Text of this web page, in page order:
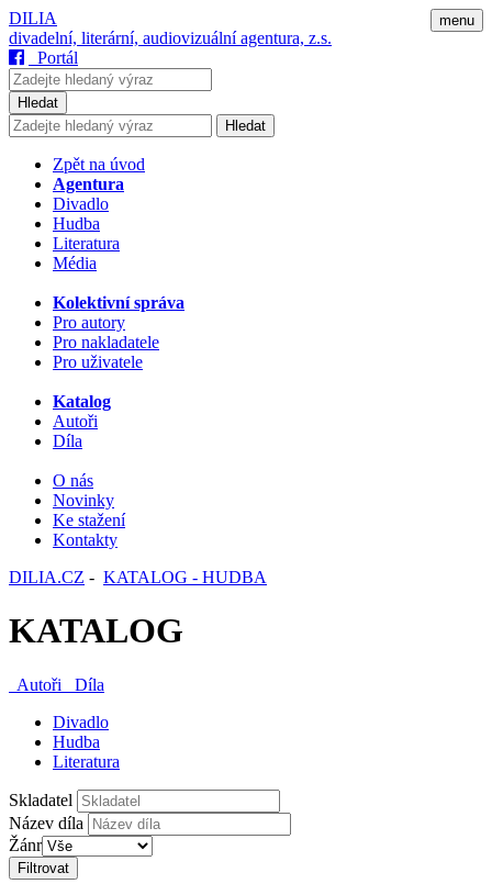
menu
DILIA
divadelní, literární, audiovizuální agentura, z.s.
Portál
Hledat
Hledat
Zpět na úvod
Agentura
Divadlo
Hudba
Literatura
Média
Kolektivní správa
Pro autory
Pro nakladatele
Pro uživatele
Katalog
Autoři
Díla
O nás
Novinky
Ke stažení
Kontakty
DILIA.CZ - KATALOG - HUDBA
KATALOG
Autoři
Díla
Divadlo
Hudba
Literatura
Skladatel
Název díla
Žánr
Filtrovat